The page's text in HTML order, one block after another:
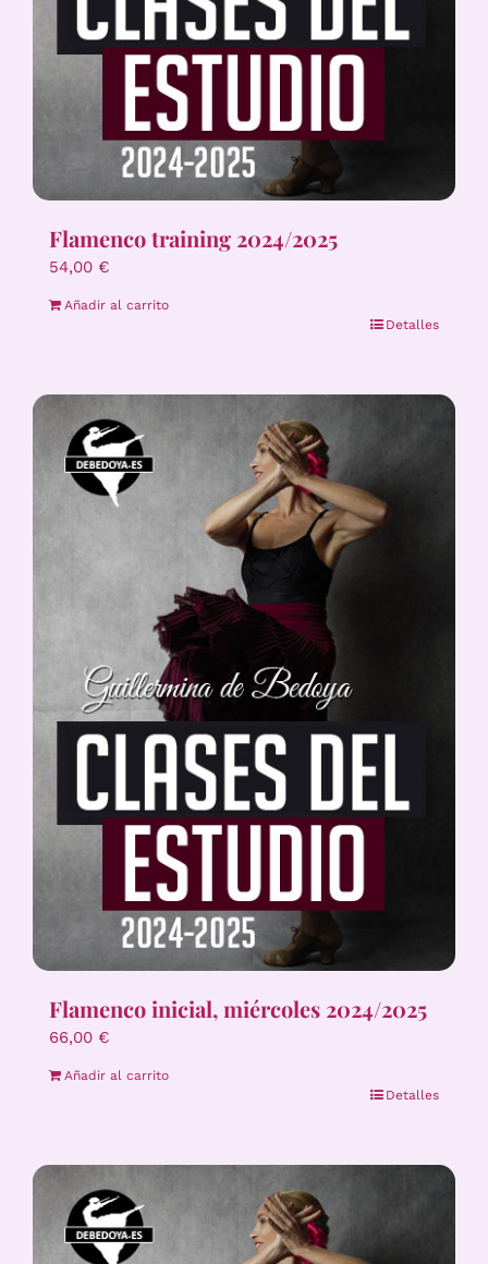
Flamenco training 2024/2025
54,00 €
Añadir al carrito
Detalles
Flamenco inicial, miércoles 2024/2025
66,00 €
Añadir al carrito
Detalles